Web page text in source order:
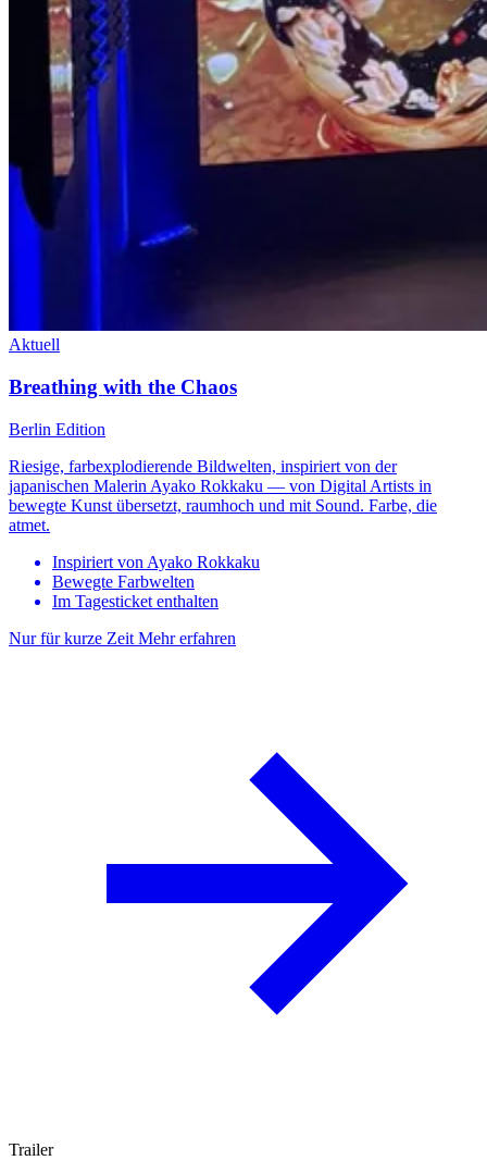
Aktuell
Breathing with the Chaos
Berlin Edition
Riesige, farbexplodierende Bildwelten, inspiriert von der
japanischen Malerin Ayako Rokkaku — von Digital Artists in
bewegte Kunst übersetzt, raumhoch und mit Sound. Farbe, die
atmet.
Inspiriert von Ayako Rokkaku
Bewegte Farbwelten
Im Tagesticket enthalten
Nur für kurze Zeit Mehr erfahren
Trailer